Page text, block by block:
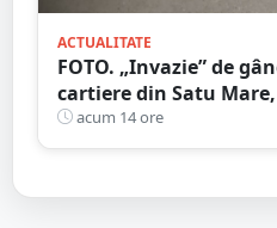
ACTUALITATE
FOTO. „Invazie” de
cartiere din Satu
acum 14 ore